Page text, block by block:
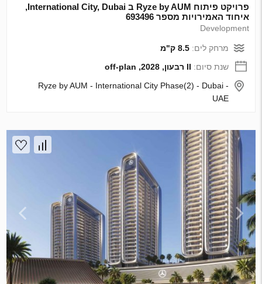
פרויקט פיתוח Ryze by AUM ב International City, Dubai,
איחוד האמירויות מספר 693496
Development
מרחק לים:8.5 ק"מ
שנת סיום: II רבעון, 2028, off-plan
Ryze by AUM - International City Phase(2) - Dubai -
UAE